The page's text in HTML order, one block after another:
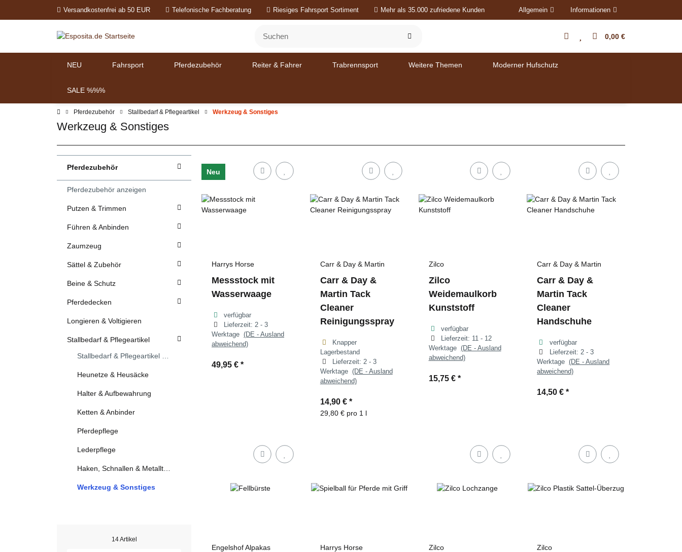
Versandkostenfrei ab 50 EUR Telefonische Fachberatung Riesiges Fahrsport Sortiment Mehr als 35.000 zufriedene Kunden Allgemein Informationen
0,00 €
NEU Fahrsport Pferdezubehör Reiter & Fahrer Trabrennsport Weitere Themen Moderner Hufschutz
SALE %%%
Pferdezubehör Stallbedarf & Pflegeartikel Werkzeug & Sonstiges
Werkzeug & Sonstiges
Pferdezubehör
Pferdezubehör anzeigen
Putzen & Trimmen
Führen & Anbinden
Zaumzeug
Sättel & Zubehör
Beine & Schutz
Pferdedecken
Longieren & Voltigieren
Stallbedarf & Pflegeartikel
Stallbedarf & Pflegeartikel anzeigen
Heunetze & Heusäcke
Halter & Aufbewahrung
Ketten & Anbinder
Pferdepflege
Lederpflege
Haken, Schnallen & Metallteile
Werkzeug & Sonstiges
14 Artikel
Neu
Harrys Horse
Messstock mit
Wasserwaage
verfügbar
Lieferzeit:2 - 3
Werktage (DE - Ausland
abweichend)
49,95 € *
Carr & Day & Martin
Carr & Day &
Martin Tack
Cleaner
Reinigungsspray
Knapper
Lagerbestand
Lieferzeit: 2 - 3
Werktage (DE - Ausland
abweichend)
14,90 € *
29,80 € pro 1 l
Zilco
Zilco
Weidemaulkorb
Kunststoff
verfügbar
Lieferzeit: 11 - 12
Werktage (DE - Ausland
abweichend)
15,75 € *
Carr & Day & Martin
Carr & Day &
Martin Tack
Cleaner
Handschuhe
verfügbar
Lieferzeit: 2 - 3
Werktage(DE - Ausland
abweichend)
14,50 €*
Engelshof Alpakas Harrys Horse Zilco Zilco